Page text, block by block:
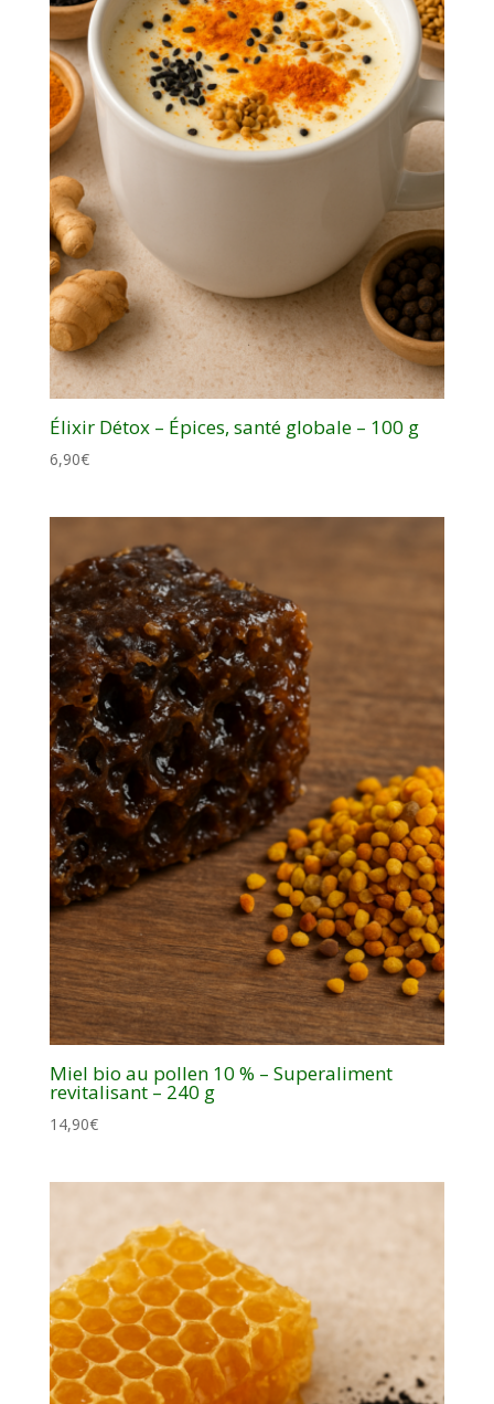
Élixir Détox – Épices, santé globale – 100 g
6,90€
Miel bio au pollen 10 % – Superaliment
revitalisant – 240 g
14,90€